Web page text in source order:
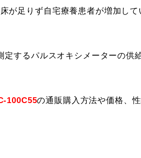
が足りず自宅療養患者が増加して
定するパルスオキシメーターの供
100C55の通販購入方法や価格、